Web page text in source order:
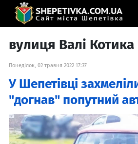
вулиця Валі Котика
Понеділок, 02 травня 2022 17:37
У Шепетівці
"догнав" попутний